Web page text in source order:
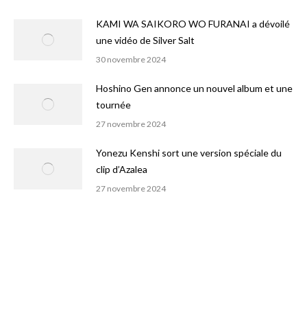
KAMI WA SAIKORO WO FURANAI a dévoilé
une vidéo de Silver Salt
30 novembre 2024
Hoshino Gen annonce un nouvel album et une
tournée
27 novembre 2024
Yonezu Kenshi sort une version spéciale du
clip d’Azalea
27 novembre 2024